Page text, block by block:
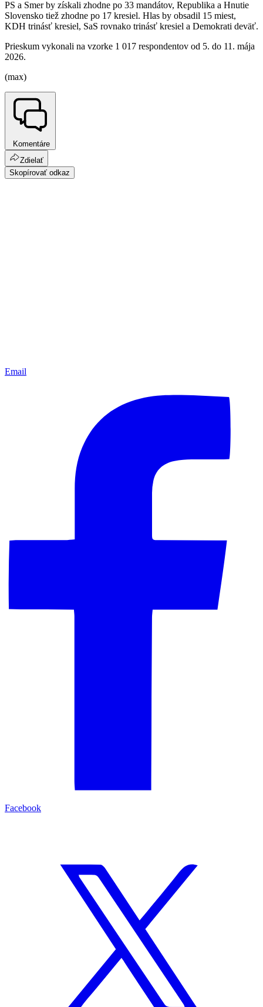
PS a Smer by získali zhodne po 33 mandátov, Republika a Hnutie
Slovensko tiež zhodne po 17 kresiel. Hlas by obsadil 15 miest,
KDH trinásť kresiel, SaS rovnako trinásť kresiel a Demokrati deväť.
Prieskum vykonali na vzorke 1 017 respondentov od 5. do 11. mája
2026.
(max)
Komentáre
Zdielať
Skopírovať odkaz
Email
Facebook